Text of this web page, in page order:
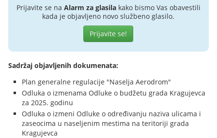
Prijavite se na Alarm za glasilakako bismo Vas obavestili
kada je objavljeno novo službeno glasilo.
Prijavite se!
Sadržaj objavljenih dokumenata:
Plan generalne regulacije "Naselja Aerodrom"
Odluka o izmenama Odluke o budžetu grada Kragujevca
za 2025. godinu
Odluka o izmeni Odluke o određivanju naziva ulicama i
zaseocima u naseljenim mestima na teritoriji grada
Kragujevca